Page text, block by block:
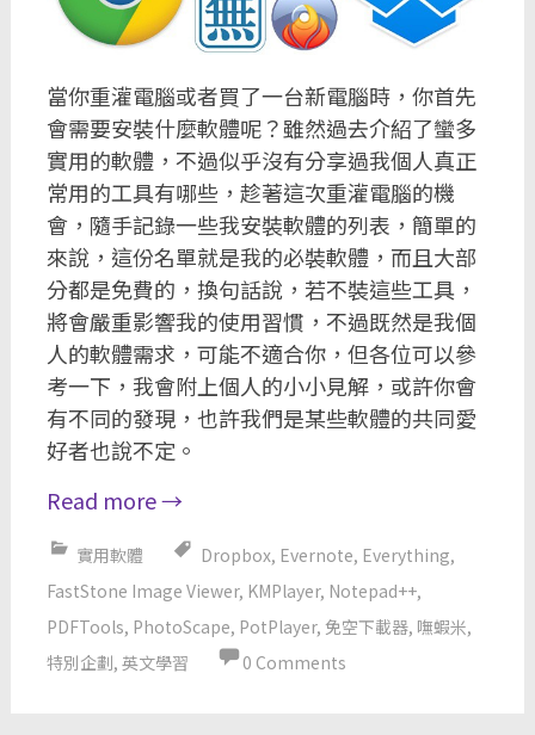
當你重灌電腦或者買了一台新電腦時，你首先
會需要安裝什麼軟體呢？雖然過去介紹了蠻多
實用的軟體，不過似乎沒有分享過我個人真正
常用的工具有哪些，趁著這次重灌電腦的機
會，隨手記錄一些我安裝軟體的列表，簡單的
來說，這份名單就是我的必裝軟體，而且大部
分都是免費的，換句話說，若不裝這些工具，
將會嚴重影響我的使用習慣，不過既然是我個
人的軟體需求，可能不適合你，但各位可以參
考一下，我會附上個人的小小見解，或許你會
有不同的發現，也許我們是某些軟體的共同愛
好者也說不定。
Read more→
實用軟體 Dropbox, Evernote, Everything,
FastStone Image Viewer, KMPlayer, Notepad++,
PDFTools, PhotoScape, PotPlayer, 免空下載器, 嘸蝦米,
特別企劃, 英文學習 0 Comments